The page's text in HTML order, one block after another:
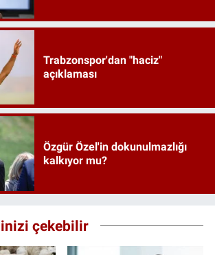
Trabzonspor'dan "haciz"
açıklaması
Özgür Özel'in dokunulmazlığı
kalkıyor mu?
çekebilir